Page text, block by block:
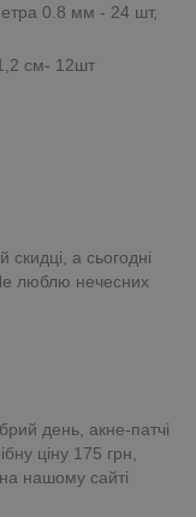
0.8 мм - 24 шт,
см- 12шт
скидці, а сьогодні
люблю нечесних
день, акне-патчі
ціну 175 грн,
на нашому сайті